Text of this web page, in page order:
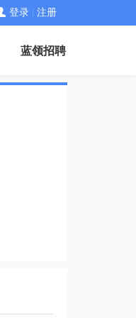
登录 注册
蓝领招聘